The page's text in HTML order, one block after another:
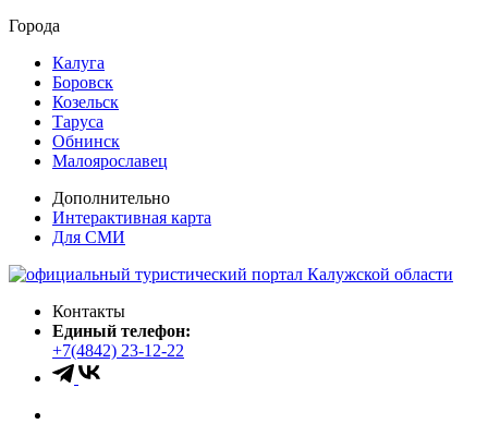
Города
Калуга
Боровск
Козельск
Таруса
Обнинск
Малоярославец
Дополнительно
Интерактивная карта
Для СМИ
Контакты
Единый телефон:
+7(4842) 23-12-22